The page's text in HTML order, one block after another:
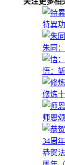
特異
朱同
悟：
修炼
师恩
恭贺